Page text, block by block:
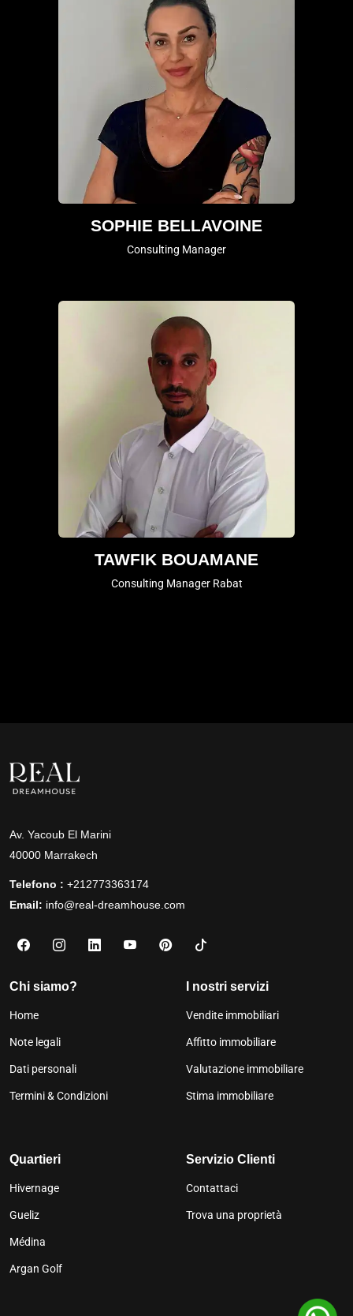
SOPHIE BELLAVOINE
Consulting Manager
TAWFIK BOUAMANE
Consulting Manager Rabat
Av. Yacoub El Marini
40000 Marrakech
Telefono : +212773363174
Email: info@real-dreamhouse.com
Chi siamo?
Home
Note legali
Dati personali
Termini & Condizioni
I nostri servizi
Vendite immobiliari
Affitto immobiliare
Valutazione immobiliare
Stima immobiliare
Quartieri
Hivernage
Gueliz
Médina
Argan Golf
Servizio Clienti
Contattaci
Trova una proprietà